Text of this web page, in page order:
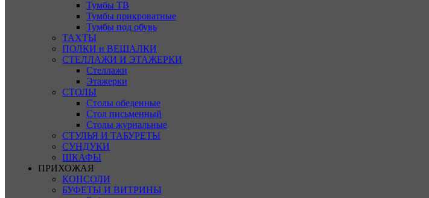
Тумбы ТВ
Тумбы прикроватные
Тумбы под обувь
ТАХТЫ
ПОЛКИ и ВЕШАЛКИ
СТЕЛЛАЖИ И ЭТАЖЕРКИ
Стеллажи
Этажерки
СТОЛЫ
Столы обеденные
Стол письменный
Столы журнальные
СТУЛЬЯ И ТАБУРЕТЫ
СУНДУКИ
ШКАФЫ
ПРИХОЖАЯ
КОНСОЛИ
БУФЕТЫ И ВИТРИНЫ